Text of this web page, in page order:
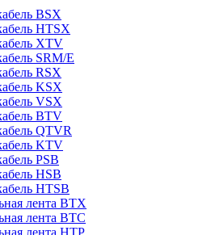
BSX
HTSX
XTV
SRM/E
RSX
KSX
VSX
BTV
QTVR
KTV
PSB
HSB
HTSB
лента ВТХ
лента ВТС
лента НТР